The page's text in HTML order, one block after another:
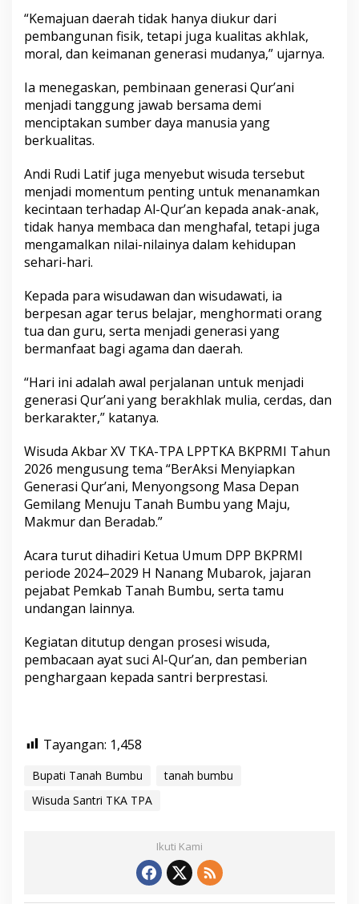
“Kemajuan daerah tidak hanya diukur dari
pembangunan fisik, tetapi juga kualitas akhlak,
moral, dan keimanan generasi mudanya,” ujarnya.
Ia menegaskan, pembinaan generasi Qur’ani
menjadi tanggung jawab bersama demi
menciptakan sumber daya manusia yang
berkualitas.
Andi Rudi Latif juga menyebut wisuda tersebut
menjadi momentum penting untuk menanamkan
kecintaan terhadap Al-Qur’an kepada anak-anak,
tidak hanya membaca dan menghafal, tetapi juga
mengamalkan nilai-nilainya dalam kehidupan
sehari-hari.
Kepada para wisudawan dan wisudawati, ia
berpesan agar terus belajar, menghormati orang
tua dan guru, serta menjadi generasi yang
bermanfaat bagi agama dan daerah.
“Hari ini adalah awal perjalanan untuk menjadi
generasi Qur’ani yang berakhlak mulia, cerdas, dan
berkarakter,” katanya.
Wisuda Akbar XV TKA-TPA LPPTKA BKPRMI Tahun
2026 mengusung tema “BerAksi Menyiapkan
Generasi Qur’ani, Menyongsong Masa Depan
Gemilang Menuju Tanah Bumbu yang Maju,
Makmur dan Beradab.”
Acara turut dihadiri Ketua Umum DPP BKPRMI
periode 2024–2029 H Nanang Mubarok, jajaran
pejabat Pemkab Tanah Bumbu, serta tamu
undangan lainnya.
Kegiatan ditutup dengan prosesi wisuda,
pembacaan ayat suci Al-Qur’an, dan pemberian
penghargaan kepada santri berprestasi.
Tayangan: 1,458
Bupati Tanah Bumbu
tanah bumbu
Wisuda Santri TKA TPA
Ikuti Kami